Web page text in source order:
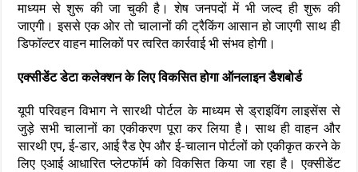
माध्यम से शुरू की जा चुकी है। शेष जनपदों में भी जल्द ही शुरू की
जाएगी। इससे एक ओर तो चालानों की ट्रैकिंग आसान हो जाएगी साथ ही
डिफॉल्टर वाहन मालिकों पर त्वरित कार्रवाई भी संभव होगी।
एक्सीडेंट डेटा कलेक्शन के लिए विकसित होगा ऑनलाइन डैशबोर्ड
यूपी परिवहन विभाग ने सारथी पोर्टल के माध्यम से ड्राइविंग लाइसेंस से
जुड़े सभी चालानों का एकीकरण पूरा कर लिया है। साथ ही वाहन और
सारथी एप, ई-डार, आई रैड ऐप और ई-चालान पोर्टलों को एकीकृत करने के
लिए एआई आधारित प्लेटफॉर्म को विकसित किया जा रहा है। एक्सीडेंट